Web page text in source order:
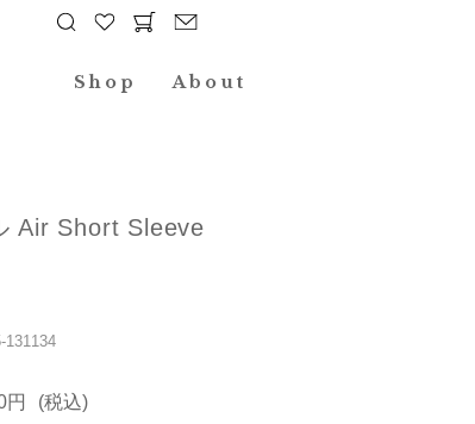
Shop About
Air Short Sleeve
円 (税込)